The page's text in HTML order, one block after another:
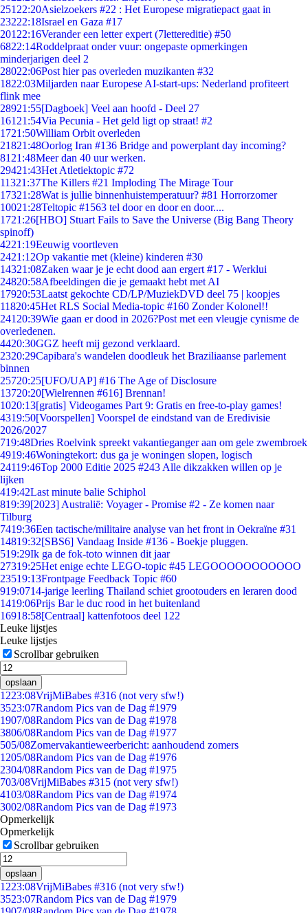
251 22:20Asielzoekers #22 : Het Europese migratiepact gaat in
23222:18Israel en Gaza #17
201 22:16Verander een letter expert (7lettereditie) #50
6822:14Roddelpraat onder vuur: ongepaste opmerkingen
minderjarigen deel 2
28022:06Post hier pas overleden muzikanten #32
1822:03Miljarden naar Europese AI-start-ups: Nederland profiteert
flink mee
28921:55[Dagboek] Veel aan hoofd - Deel 27
161 21:54Via Pecunia - Het geld ligt op straat! #2
1721:50William Orbit overleden
21821:48Oorlog Iran #136 Bridge and powerplant day incoming?
81 21:48Meer dan 40 uur werken.
29421:43Het Atletiektopic #72
11321:37The Killers #21 Imploding The Mirage Tour
17321:28Wat is jullie binnenhuistemperatuur? #81 Horrorzomer
10021:28Teltopic #1563 tel door en door en door....
1721:26[HBO] Stuart Fails to Save the Universe (Big Bang Theory
spinoff)
4221:19Eeuwig voortleven
2421:12Op vakantie met (kleine) kinderen #30
14321:08Zaken waar je je echt dood aan ergert #17 - Werklui
24820:58Afbeeldingen die je gemaakt hebt met AI
17920:53Laatst gekochte CD/LP/MuziekDVD deel 75 | koopjes
11820:45Het RLS Social Media-topic #160 Zonder Kolonel!!
241 20:39Wie gaan er dood in 2026?Post met een vleugje cynisme de
overledenen.
4420:30GGZ heeft mij gezond verklaard.
2320:29Capibara's wandelen doodleuk het Braziliaanse parlement
binnen
25720:25[UFO/UAP] #16 The Age of Disclosure
13720:20[Wielrennen #616] Brennan!
1020:13[gratis] Videogames Part 9: Gratis en free-to-play games!
4319:50[Voorspellen] Voorspel de eindstand van de Eredivisie
2026/2027
719:48Dries Roelvink spreekt vakantieganger aan om gele zwembroek
4919:46Woningtekort: dus ga je woningen slopen, logisch
24119:46Top 2000 Editie 2025 #243 Alle dikzakken willen op je
lijken
419:42Last minute balie Schiphol
819:39[2023] Australië: Voyager - Promise #2 - Ze komen naar
Tilburg
7419:36Een tactische/militaire analyse van het front in Oekraïne #31
14819:32[SBS6] Vandaag Inside #136 - Boekje pluggen.
519:29Ik ga de fok-toto winnen dit jaar
27319:25Het enige echte LEGO-topic #45 LEGOOOOOOOOOOO
23519:13Frontpage Feedback Topic #60
919:0714-jarige leerling Thailand schiet grootouders en leraren dood
1419:06Prijs Bar le duc rood in het buitenland
16918:58[Centraal] kattenfotoos deel 122
Leuke lijstjes
Leuke lijstjes
Scrollbar gebruiken
opslaan
1223:08VrijMiBabes #316 (not very sfw!)
3523:07Random Pics van de Dag #1979
1907/08Random Pics van de Dag #1978
3806/08Random Pics van de Dag #1977
505/08Zomervakantieweerbericht: aanhoudend zomers
1205/08Random Pics van de Dag #1976
2304/08Random Pics van de Dag #1975
703/08VrijMiBabes #315 (not very sfw!)
4103/08Random Pics van de Dag #1974
3002/08Random Pics van de Dag #1973
Opmerkelijk
Opmerkelijk
Scrollbar gebruiken
opslaan
1223:08VrijMiBabes #316 (not very sfw!)
3523:07Random Pics van de Dag #1979